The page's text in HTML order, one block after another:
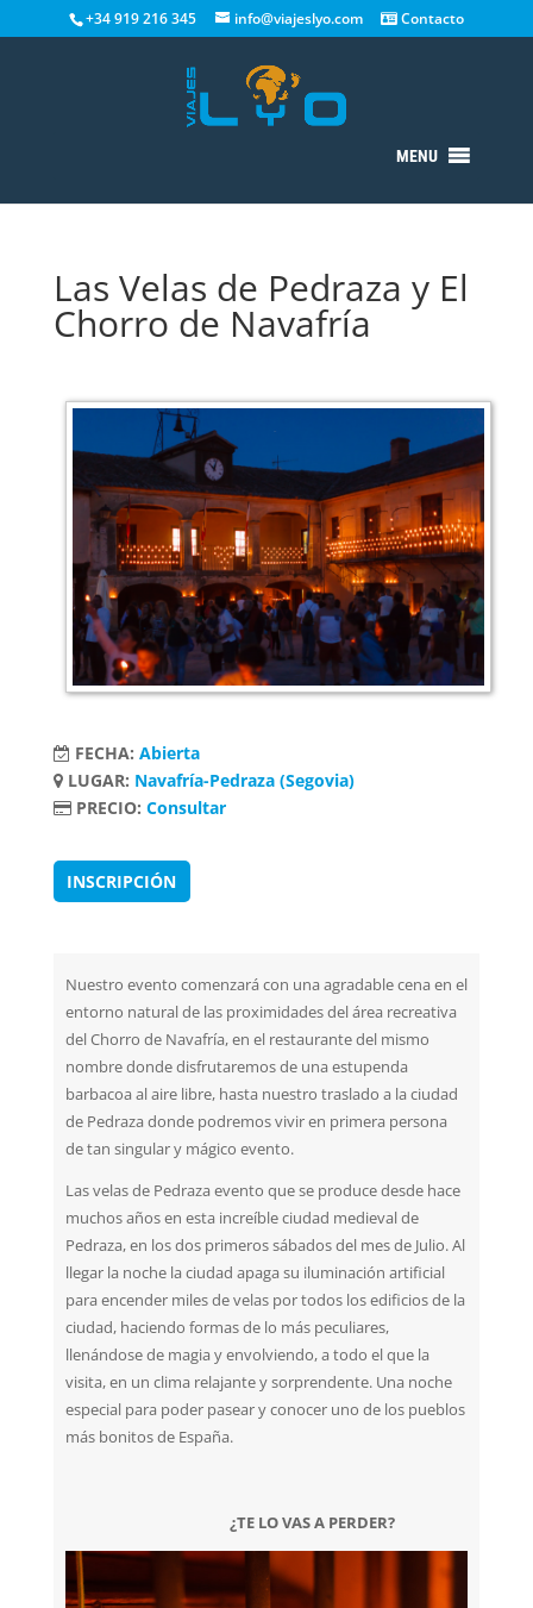
+34 919 216 345 info@viajeslyo.com Contacto
MENU
Las Velas de Pedraza y El
Chorro de Navafría
FECHA: Abierta
LUGAR: Navafría-Pedraza (Segovia)
PRECIO: Consultar
INSCRIPCIÓN
Nuestro evento comenzará con una agradable cena en el
entorno natural de las proximidades del área recreativa
del Chorro de Navafría, en el restaurante del mismo
nombre donde disfrutaremos de una estupenda
barbacoa al aire libre, hasta nuestro traslado a la ciudad
de Pedraza donde podremos vivir en primera persona
de tan singular y mágico evento.
Las velas de Pedraza evento que se produce desde hace
muchos años en esta increíble ciudad medieval de
Pedraza, en los dos primeros sábados del mes de Julio. Al
llegar la noche la ciudad apaga su iluminación artificial
para encender miles de velas por todos los edificios de la
ciudad, haciendo formas de lo más peculiares,
llenándose de magia y envolviendo, a todo el que la
visita, en un clima relajante y sorprendente. Una noche
especial para poder pasear y conocer uno de los pueblos
más bonitos de España.
¿TE LO VAS A PERDER?